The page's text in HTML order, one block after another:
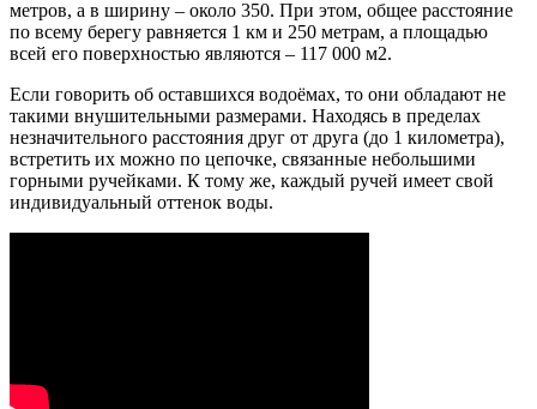
метров, а в ширину – около 350. При этом, общее расстояние
по всему берегу равняется 1 км и 250 метрам, а площадью
всей его поверхностью являются – 117 000 м2.
Если говорить об оставшихся водоёмах, то они обладают не
такими внушительными размерами. Находясь в пределах
незначительного расстояния друг от друга (до 1 километра),
встретить их можно по цепочке, связанные небольшими
горными ручейками. К тому же, каждый ручей имеет свой
индивидуальный оттенок воды.